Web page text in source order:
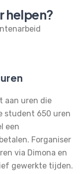
helpen?
aan uren die
student 650 uren
een
Forganiser
via Dimona en
gewerkte tijden.